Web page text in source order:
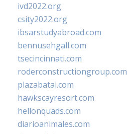
ivd2022.org
csity2022.org
ibsarstudyabroad.com
bennusehgall.com
tsecincinnati.com
roderconstructiongroup.com
plazabatai.com
hawkscayresort.com
hellonquads.com
diarioanimales.com